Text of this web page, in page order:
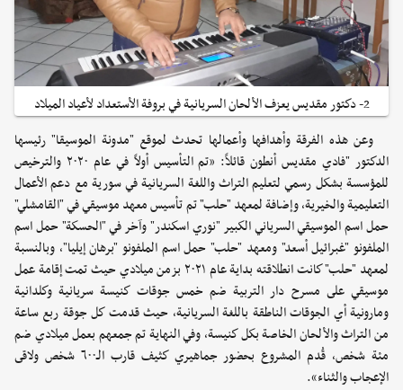
2- دكتور مقديس يعزف الألحان السريانية في بروفة الأستعداد لأعياد الميلاد
وعن هذه الفرقة وأهدافها وأعمالها تحدث لموقع "مدونة الموسيقا" رئيسها
الدكتور "فادي مقديس أنطون قائلاً: «تم التأسيس أولاً في عام ٢٠٢٠ والترخيص
للمؤسسة بشكل رسمي لتعليم التراث واللغة السريانية في سورية مع دعم الأعمال
التعليمية والخيرية، وإضافة لمعهد "حلب" تم تأسيس معهد موسيقي في "القامشلي"
حمل اسم الموسيقي السرياني الكبير "نوري اسكندر" وآخر في "الحسكة" حمل اسم
الملفونو "غبرائيل أسعد" ومعهد "حلب" حمل اسم الملفونو "برهان إيليا"، وبالنسبة
لمعهد "حلب" كانت انطلاقته بداية عام ٢٠٢١ بزمن ميلادي حيث تمت إقامة عمل
موسيقي على مسرح دار التربية ضم خمس جوقات كنيسة سريانية وكلدانية
ومارونية أي الجوقات الناطقة باللغة السريانية، حيث قدمت كل جوقة ربع ساعة
من التراث والألحان الخاصة بكل كنيسة، وفي النهاية تم جمعهم بعمل ميلادي ضم
مئة شخص، قُدم المشروع بحضور جماهيري كثيف قارب الـ٦٠٠ شخص ولاقى
الإعجاب والثناء».